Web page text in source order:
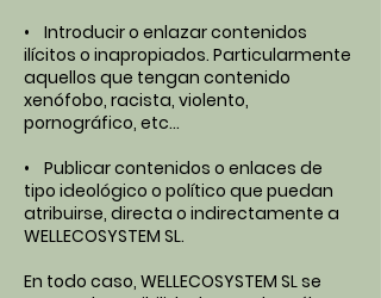
• Introducir o enlazar contenidos
ilícitos o inapropiados. Particularmente
aquellos que tengan contenido
xenófobo, racista, violento,
pornográfico, etc…
• Publicar contenidos o enlaces de
tipo ideológico o político que puedan
atribuirse, directa o indirectamente a
WELLECOSYSTEM SL.
En todo caso, WELLECOSYSTEM SL se